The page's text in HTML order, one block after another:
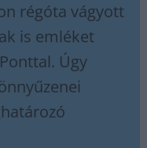
régóta vágyott
is emléket
Úgy